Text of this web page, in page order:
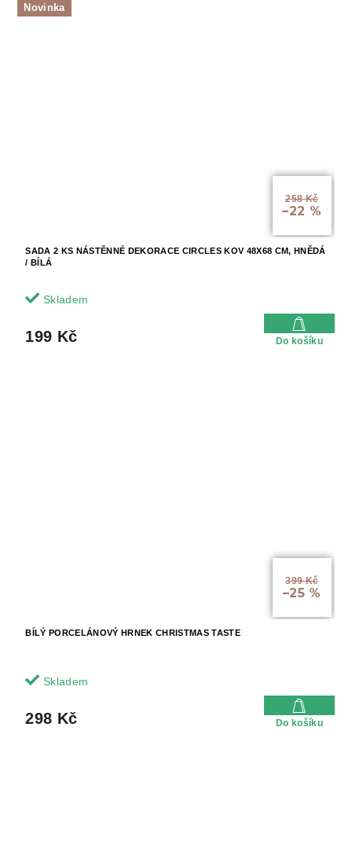
Novinka
258 Kč
–22 %
SADA 2 KS NÁSTĚNNÉ DEKORACE CIRCLES KOV 48X68 CM, HNĚDÁ
/ BÍLÁ
Skladem
199 Kč Do košíku
399 Kč
–25 %
BÍLÝ PORCELÁNOVÝ HRNEK CHRISTMAS TASTE
Skladem
298 Kč Do košíku